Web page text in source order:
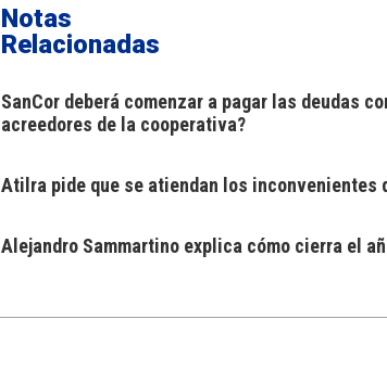
Notas
Relacionadas
SanCor deberá comenzar a pagar las deudas
acreedores de la cooperativa?
Atilra pide que se atiendan los inconvenientes
Alejandro Sammartino explica cómo cierra el